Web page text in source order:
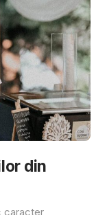
din
caracter